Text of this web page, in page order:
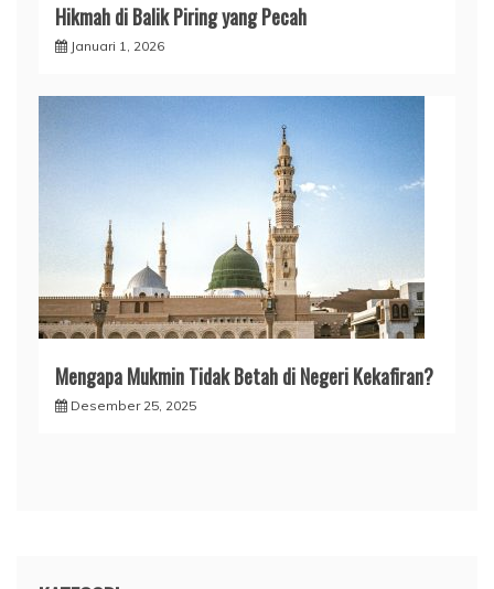
Hikmah di Balik Piring yang Pecah
Januari 1, 2026
Mengapa Mukmin Tidak Betah di Negeri Kekafiran?
Desember 25, 2025